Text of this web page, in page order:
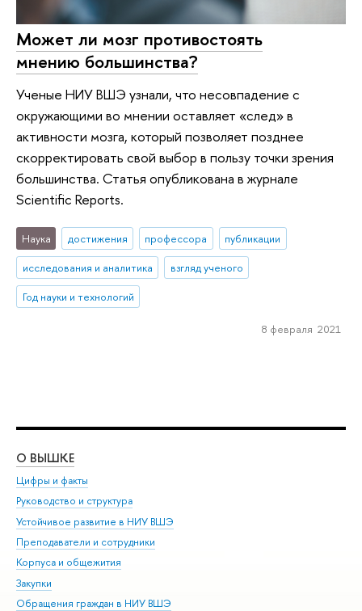
Может ли мозг противостоять
мнению большинства?
Ученые НИУ ВШЭ узнали, что несовпадение с
окружающими во мнении оставляет «след» в
активности мозга, который позволяет позднее
скорректировать свой выбор в пользу точки зрения
большинства. Статья опубликована в журнале
Scientific Reports.
Наука достижения профессора
публикации
исследования и аналитика
взгляд ученого
Год науки и технологий
8 февраля 2021
О ВЫШКЕ
Цифры и факты
Руководство и структура
Устойчивое развитие в НИУ ВШЭ
Преподаватели и сотрудники
Корпуса и общежития
Закупки
Обращения граждан в НИУ ВШЭ